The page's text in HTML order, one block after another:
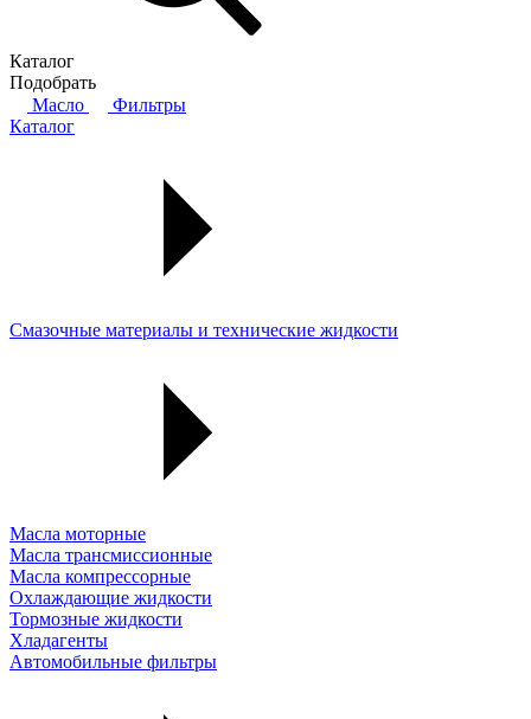
Каталог
Подобрать
Масло
Фильтры
Каталог
Смазочные материалы и технические жидкости
Масла моторные
Масла трансмиссионные
Масла компрессорные
Охлаждающие жидкости
Тормозные жидкости
Хладагенты
Автомобильные фильтры